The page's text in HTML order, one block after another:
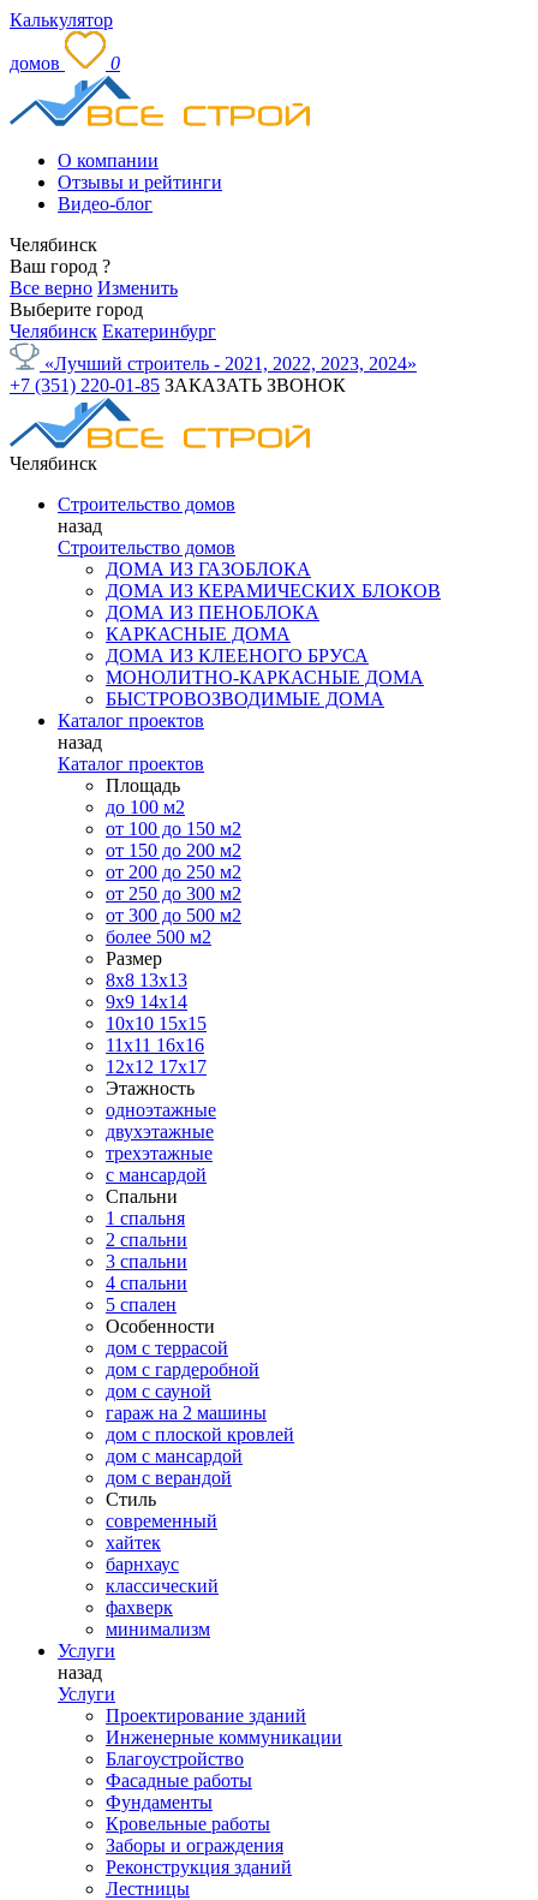
Калькулятор
домов 0
О компании
Отзывы и рейтинги
Видео-блог
Челябинск
Ваш город ?
Все верно Изменить
Выберите город
Челябинск Екатеринбург
«Лучший строитель - 2021, 2022, 2023, 2024»
+7 (351) 220-01-85 ЗАКАЗАТЬ ЗВОНОК
Челябинск
Строительство домов
назад
Строительство домов
ДОМА ИЗ ГАЗОБЛОКА
ДОМА ИЗ КЕРАМИЧЕСКИХ БЛОКОВ
ДОМА ИЗ ПЕНОБЛОКА
КАРКАСНЫЕ ДОМА
ДОМА ИЗ КЛЕЕНОГО БРУСА
МОНОЛИТНО-КАРКАСНЫЕ ДОМА
БЫСТРОВОЗВОДИМЫЕ ДОМА
Каталог проектов
назад
Каталог проектов
Площадь
до 100 м2
от 100 до 150 м2
от 150 до 200 м2
от 200 до 250 м2
от 250 до 300 м2
от 300 до 500 м2
более 500 м2
Размер
8х8 13х13
9х9 14х14
10х10 15х15
11x11 16х16
12х12 17х17
Этажность
одноэтажные
двухэтажные
трехэтажные
с мансардой
Спальни
1 спальня
2 спальни
3 спальни
4 спальни
5 спален
Особенности
дом с террасой
дом с гардеробной
дом с сауной
гараж на 2 машины
дом с плоской кровлей
дом с мансардой
дом с верандой
Стиль
современный
хайтек
барнхаус
классический
фахверк
минимализм
Услуги
назад
Услуги
Проектирование зданий
Инженерные коммуникации
Благоустройство
Фасадные работы
Фундаменты
Кровельные работы
Заборы и ограждения
Реконструкция зданий
Лестницы